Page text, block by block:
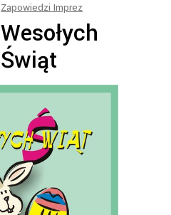
Zapowiedzi Imprez
Wesołych
Świąt